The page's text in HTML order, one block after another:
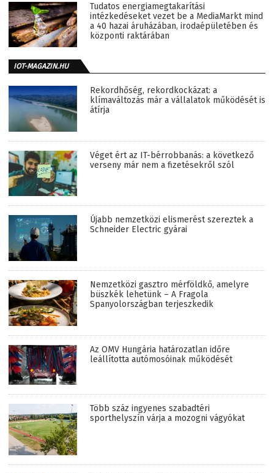
Tudatos energiamegtakarítási
intézkedéseket vezet be a MediaMarkt mind
a 40 hazai áruházában, irodaépületében és
központi raktárában
IOT-MAGAZIN.HU
Rekordhőség, rekordkockázat: a
klímaváltozás már a vállalatok működését is
átírja
Véget ért az IT-bérrobbanás: a következő
verseny már nem a fizetésekről szól
Újabb nemzetközi elismerést szereztek a
Schneider Electric gyárai
Nemzetközi gasztro mérföldkő, amelyre
büszkék lehetünk – A Fragola
Spanyolországban terjeszkedik
Az OMV Hungária határozatlan időre
leállította autómosóinak működését
Több száz ingyenes szabadtéri
sporthelyszín várja a mozogni vágyókat